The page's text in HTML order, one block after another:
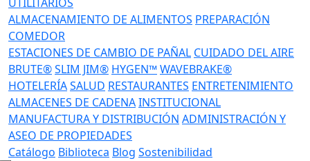
ALMACENAMIENTO DE ALIMENTOS PREPARACIÓN
COMEDOR
ESTACIONES DE CAMBIO DE PAÑAL CUIDADO DEL AIRE
BRUTE®SLIM JIM® HYGEN™WAVEBRAKE®
HOTELERÍASALUD RESTAURANTES ENTRETENIMIENTO
ALMACENES DE CADENAINSTITUCIONAL
MANUFACTURA Y DISTRIBUCIÓN ADMINISTRACIÓN Y
ASEO DE PROPIEDADES
Catálogo Biblioteca Blog Sostenibilidad